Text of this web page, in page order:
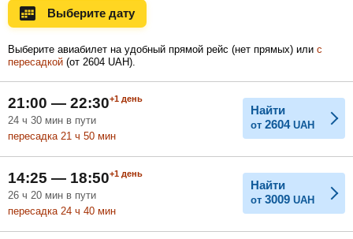
Ноябрь
Февраль
Май Июль
Выберите дату
Выберите авиабилет на удобный прямой рейс (нет прямых) или с
пересадкой (от 2604 UAH).
21:00 — 22:30+1 день
24 ч 30 мин в пути
пересадка 21 ч 50 мин
Найти
от 2604 UAH
14:25 — 18:50+1 день
26 ч 20 мин в пути
пересадка 24 ч 40 мин
Найти
от 3009 UAH